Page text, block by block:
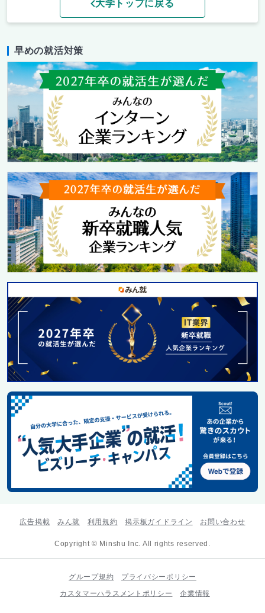
大学トップに戻る
早めの就活対策
広告掲載 みん就 利用規約 掲示板ガイドライン お問い合わせ
Copyright © Minshu Inc. All rights reserved.
グループ規約
プライバシーポリシー
カスタマーハラスメントポリシー
企業情報